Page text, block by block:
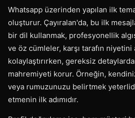
Whatsapp üzerinden yapılan ilk
oluşturur. Çayıralan'da, bu ilk
bir dil kullanmak, profesyonellik
ve öz cümleler, karşı tarafın niyetini
kolaylaştırırken, gereksiz
mahremiyeti korur. Örneğin, kendinizi
veya rumuzunuzu belirtmek
etmenin ilk adımıdır.